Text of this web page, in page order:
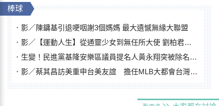
棒球
影／陳鏞基引退哽咽謝3個媽媽 最大遺憾無緣大聯盟
影／【運動人生】從通靈少女到無任所大使 劉柏君女裁判人生國際發光
生變！民進黨基隆安樂區議員提名人黃永翔突被除名 將另提他人
影／蔡其昌訪美重申台美友誼 擔任MLB大都會台灣日開球嘉賓